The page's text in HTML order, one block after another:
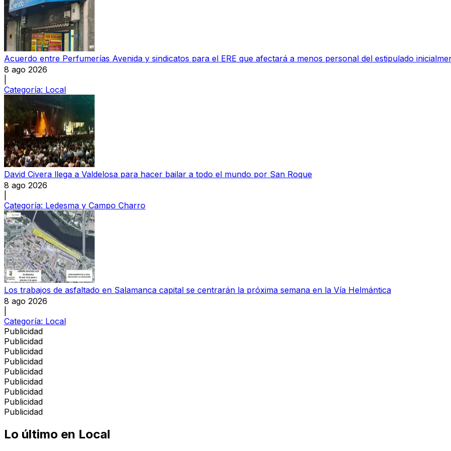
Acuerdo entre Perfumerías Avenida y sindicatos para el ERE que afectará a menos personal del estipulado
8 ago 2026
Categoría: Local
David Civera llega a Valdelosa para hacer bailar a todo el mundo por San Roque
8 ago 2026
Categoría: Ledesma y Campo Charro
Los trabajos de asfaltado en Salamanca capital se centrarán la próxima semana en la Vía Helmántica
8 ago 2026
Categoría: Local
Publicidad
Publicidad
Publicidad
Publicidad
Publicidad
Publicidad
Publicidad
Publicidad
Publicidad
Lo último en Local